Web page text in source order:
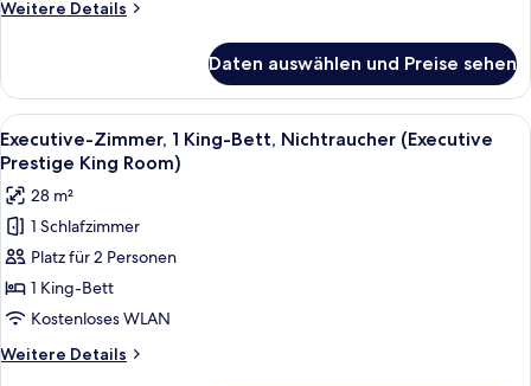
Weitere Details
Weitere
Zimmer,
1 King-
Bett
Daten auswählen und Preise sehen
Alle
Fotos
für
Executive-
Zimmer,
1 King-
Bett,
Nichtraucher
(Executive
Prestige
Ein modernes Hotelzimmer mit
5
Executive-Zimmer, 1 King-Bett, Nichtraucher (Executive
Prestige King Room)
28 m²
1 Schlafzimmer
Platz für 2 Personen
1 King-Bett
Kostenloses WLAN
Weitere Details
Weitere